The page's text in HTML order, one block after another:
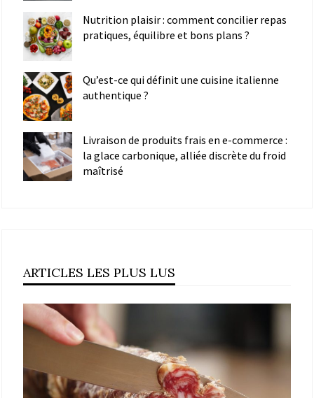
Nutrition plaisir : comment concilier repas
pratiques, équilibre et bons plans ?
Qu’est-ce qui définit une cuisine italienne
authentique ?
Livraison de produits frais en e-commerce :
la glace carbonique, alliée discrète du froid
maîtrisé
ARTICLES LES PLUS LUS